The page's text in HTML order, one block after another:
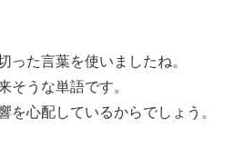
った言葉を使いましたね。
そうな単語です。
を心配しているからでしょう。